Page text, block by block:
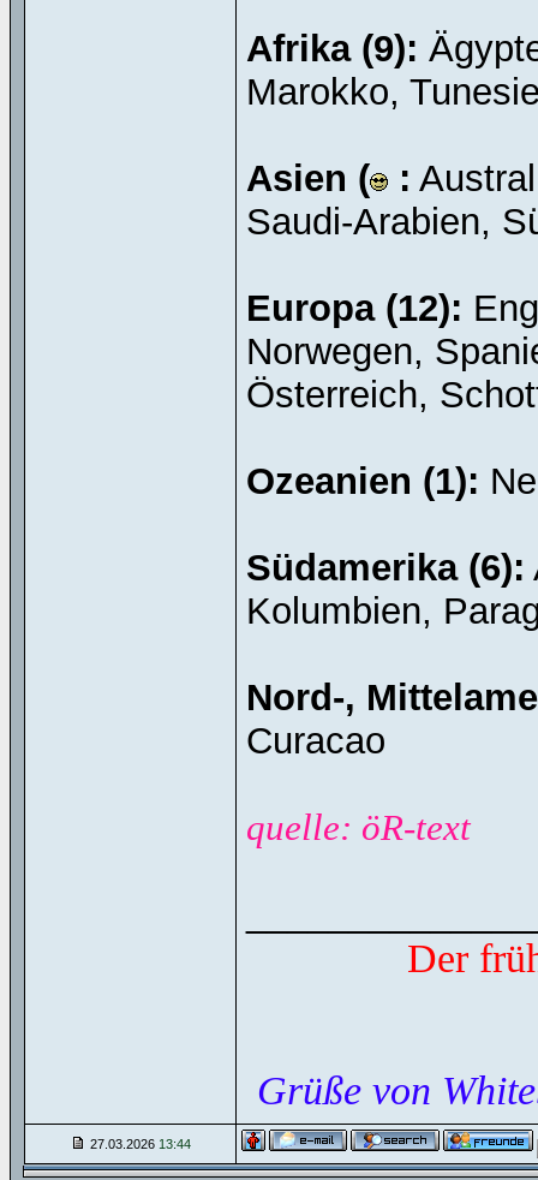
Afrika (9):
Marokko,
Asien ( :
Saudi-Arabien,
Europa (12):
Norwegen,
Österreich,
Ozeanien (1):
Südamerika (6):
Kolumbien,
Nord-,
Curacao
quelle: öR-text
Der
Grüße von
27.03.2026 13:44